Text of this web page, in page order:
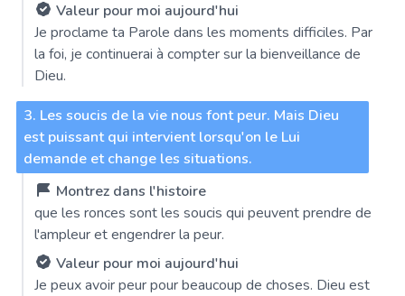
Valeur pour moi aujourd'hui
Je proclame ta Parole dans les moments difficiles. Par
la foi, je continuerai à compter sur la bienveillance de
Dieu.
3. Les soucis de la vie nous font peur. Mais Dieu
est puissant qui intervient lorsqu'on le Lui
demande et change les situations.
Montrez dans l'histoire
que les ronces sont les soucis qui peuvent prendre de
l'ampleur et engendrer la peur.
Valeur pour moi aujourd'hui
Je peux avoir peur pour beaucoup de choses. Dieu est